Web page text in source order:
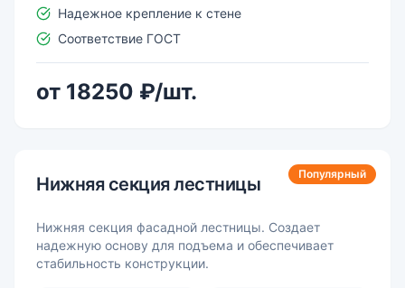
Надежное крепление к стене
Соответствие ГОСТ
от 18250 ₽/шт.
Популярный
Нижняя секция лестницы
Нижняя секция фасадной лестницы. Создает
надежную основу для подъема и обеспечивает
стабильность конструкции.